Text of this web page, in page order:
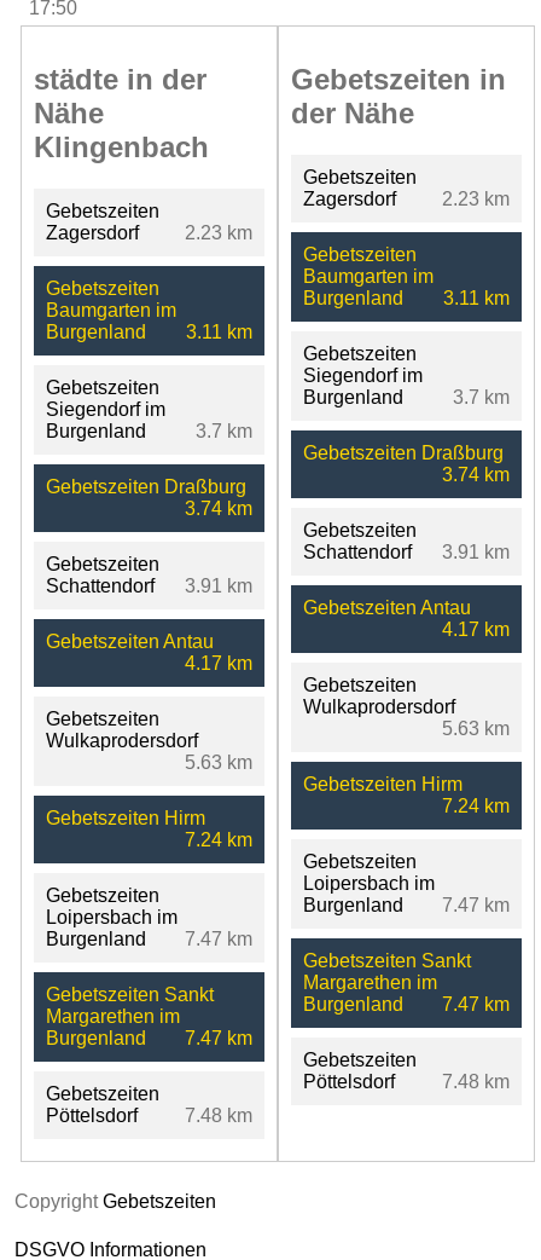
17:50
städte in der
Nähe
Klingenbach
Gebetszeiten
Zagersdorf
2.23 km
Gebetszeiten
Baumgarten im
Burgenland
3.11 km
Gebetszeiten
Siegendorf im
Burgenland
3.7 km
Gebetszeiten Draßburg
3.74 km
Gebetszeiten
Schattendorf
3.91 km
Gebetszeiten Antau
4.17 km
Gebetszeiten
Wulkaprodersdorf
5.63 km
Gebetszeiten Hirm
7.24 km
Gebetszeiten
Loipersbach im
Burgenland
7.47 km
Gebetszeiten Sankt
Margarethen im
Burgenland
7.47 km
Gebetszeiten
Pöttelsdorf
7.48 km
Gebetszeiten in
der Nähe
Gebetszeiten
Zagersdorf
2.23 km
Gebetszeiten
Baumgarten im
Burgenland
3.11 km
Gebetszeiten
Siegendorf im
Burgenland
3.7 km
Gebetszeiten Draßburg
3.74 km
Gebetszeiten
Schattendorf
3.91 km
Gebetszeiten Antau
4.17 km
Gebetszeiten
Wulkaprodersdorf
5.63 km
Gebetszeiten Hirm
7.24 km
Gebetszeiten
Loipersbach im
Burgenland
7.47 km
Gebetszeiten Sankt
Margarethen im
Burgenland
7.47 km
Gebetszeiten
Pöttelsdorf
7.48 km
CopyrightGebetszeiten
DSGVO Informationen